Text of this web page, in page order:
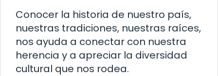
Conocer la historia de nuestro país,
nuestras tradiciones, nuestras raíces,
nos ayuda a conectar con nuestra
herencia y a apreciar la diversidad
cultural que nos rodea.